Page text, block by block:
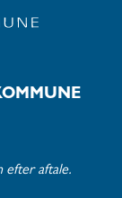
efter aftale.